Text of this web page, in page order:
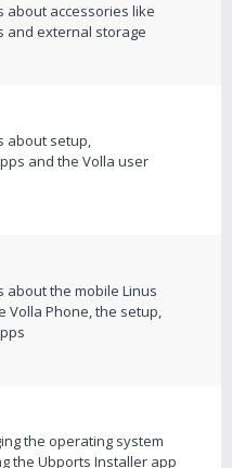
about accessories like
and external storage
about setup,
and the Volla user
the mobile Linus
Volla Phone, the setup,
the operating system
the Ubports Installer app